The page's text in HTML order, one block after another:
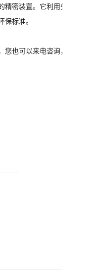
精密装置。它利用先进的过滤
标准。
您也可以来电咨询，我们将竭